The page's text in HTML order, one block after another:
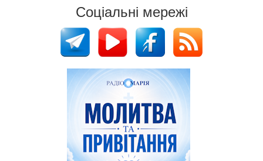
Соціальні мережі